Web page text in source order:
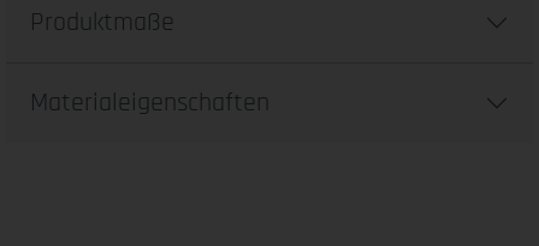
Produktmaße
Materialeigenschaften